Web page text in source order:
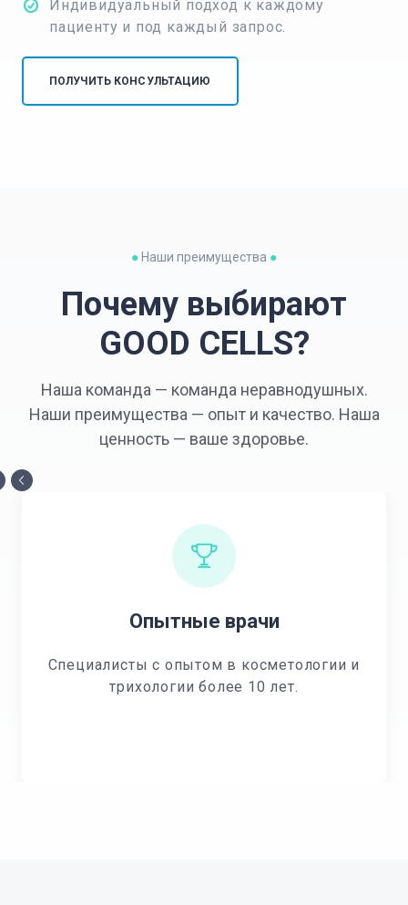
Индивидуальный подход к каждому
пациенту и под каждый запрос.
ПОЛУЧИТЬ КОНСУЛЬТАЦИЮ
●Наши преимущества ●
Почему выбирают
GOOD CELLS?
Наша команда — команда неравнодушных.
Наши преимущества — опыт и качество. Наша
ценность — ваше здоровье.
Опытные врачи
Специалисты с опытом в косметологии и
трихологии более 10 лет.